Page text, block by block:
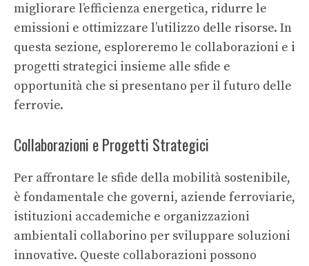
migliorare l’efficienza energetica, ridurre le
emissioni e ottimizzare l’utilizzo delle risorse. In
questa sezione, esploreremo le collaborazioni e i
progetti strategici insieme alle sfide e
opportunità che si presentano per il futuro delle
ferrovie.
Collaborazioni e Progetti Strategici
Per affrontare le sfide della mobilità sostenibile,
è fondamentale che governi, aziende ferroviarie,
istituzioni accademiche e organizzazioni
ambientali collaborino per sviluppare soluzioni
innovative. Queste collaborazioni possono